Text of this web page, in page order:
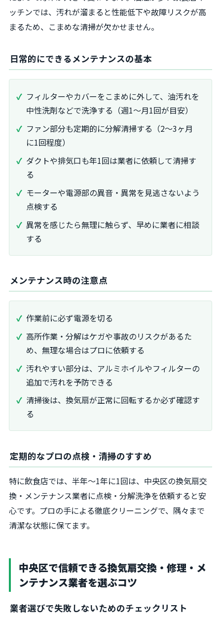
ッチンでは、汚れが溜まると性能低下や故障リスクが高
まるため、こまめな清掃が欠かせません。
日常的にできるメンテナンスの基本
フィルターやカバーをこまめに外して、油汚れを
中性洗剤などで洗浄する（週1〜月1回が目安）
ファン部分も定期的に分解清掃する（2〜3ヶ月
に1回程度）
ダクトや排気口も年1回は業者に依頼して清掃す
る
モーターや電源部の異音・異常を見逃さないよう
点検する
異常を感じたら無理に触らず、早めに業者に相談
する
メンテナンス時の注意点
作業前に必ず電源を切る
高所作業・分解はケガや事故のリスクがあるた
め、無理な場合はプロに依頼する
汚れやすい部分は、アルミホイルやフィルターの
追加で汚れを予防できる
清掃後は、換気扇が正常に回転するか必ず確認す
る
定期的なプロの点検・清掃のすすめ
特に飲食店では、半年〜1年に1回は、中央区の換気扇交
換・メンテナンス業者に点検・分解洗浄を依頼すると安
心です。プロの手による徹底クリーニングで、隅々まで
清潔な状態に保てます。
中央区で信頼できる換気扇交換・修理・メ
ンテナンス業者を選ぶコツ
業者選びで失敗しないためのチェックリスト